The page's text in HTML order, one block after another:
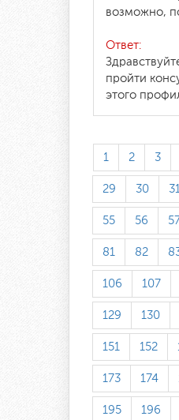
возможно,
Ответ:
пройти
этого
1 2 3
29 30
55 56
81 82
106 107
129 130
151 152
173 174
195 196